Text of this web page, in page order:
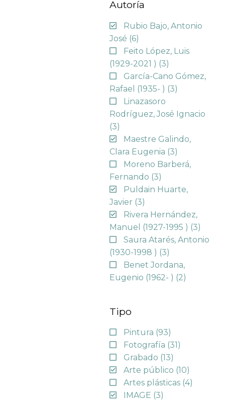
Autoría
Rubio Bajo, Antonio
José (6)
Feito López, Luis
(1929-2021 ) (3)
García-Cano Gómez,
Rafael (1935- ) (3)
Linazasoro
Rodríguez, José Ignacio
(3)
Maestre Galindo,
Clara Eugenia (3)
Moreno Barberá,
Fernando (3)
Puldain Huarte,
Javier (3)
Rivera Hernández,
Manuel (1927-1995 ) (3)
Saura Atarés, Antonio
(1930-1998 ) (3)
Benet Jordana,
Eugenio (1962- ) (2)
Tipo
Pintura (93)
Fotografía (31)
Grabado (13)
Arte público (10)
Artes plásticas (4)
IMAGE (3)